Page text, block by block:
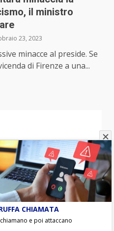
il ministro
23, 2023
minacce al preside. Se
di Firenze a una...
CHIAMATA
e poi attaccano